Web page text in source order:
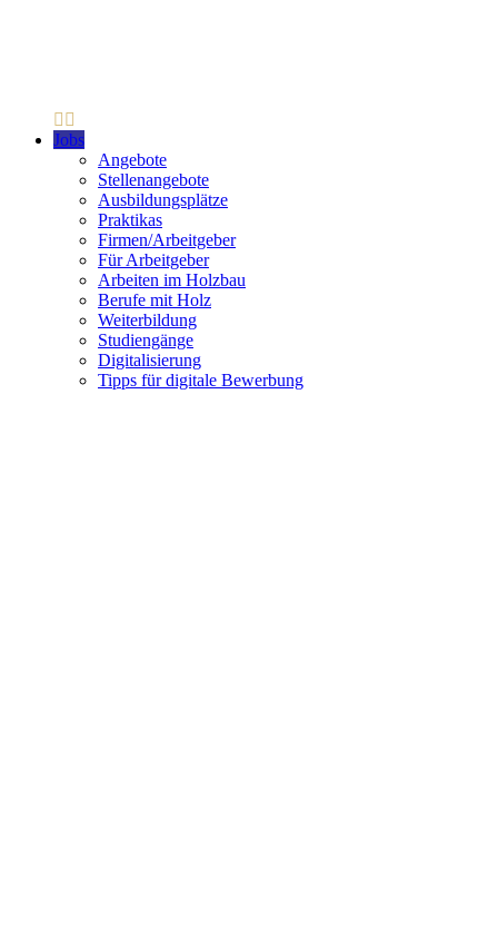
Jobs
Angebote
Stellenangebote
Ausbildungsplätze
Praktikas
Firmen/Arbeitgeber
Für Arbeitgeber
Arbeiten im Holzbau
Berufe mit Holz
Weiterbildung
Studiengänge
Digitalisierung
Tipps für digitale Bewerbung